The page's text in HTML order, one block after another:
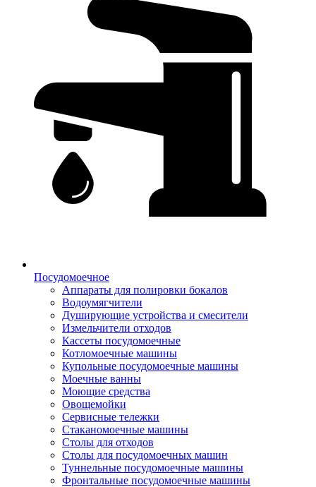
Посудомоечное
Аппараты для полировки бокалов
Водоумягчители
Душирующие устройства и смесители
Измельчители отходов
Кассеты посудомоечные
Котломоечные машины
Купольные посудомоечные машины
Моечные ванны
Моющие средства
Овощемойки
Сервисные тележки
Стаканомоечные машины
Столы для отходов
Столы для посудомоечных машин
Туннельные посудомоечные машины
Фронтальные посудомоечные машины